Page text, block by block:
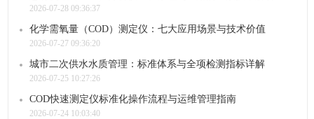
2026-07-28 09:36:37
化学需氧量（COD）测定仪：七大应用场景与技术价值
2026-07-27 09:36:20
城市二次供水水质管理：标准体系与全项检测指标详解
2026-07-25 10:27:26
COD快速测定仪标准化操作流程与运维管理指南
2026-07-24 10:03:40